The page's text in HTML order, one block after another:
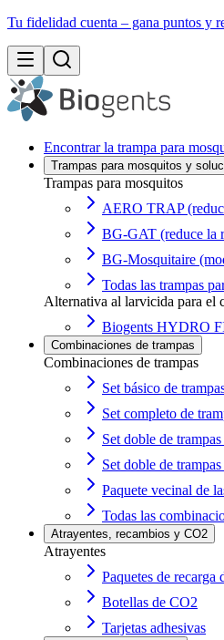
Tu fidelidad cuenta – gana puntos y
Encontrar la trampa para
Trampas para mosquitos y
Trampas para mosquitos
AERO TRAP
BG-GAT (reduce la
BG-Mosquitaire
Todas las trampas
Alternativa al larvicida para el
Biogents HYDRO
Combinaciones de trampas
Combinaciones de trampas
Set básico de
Set completo de
Set doble de
Set doble de
Paquete vecinal de
Todas las
Atrayentes, recambios y CO2
Atrayentes
Paquetes de
Botellas de CO2
Tarjetas adhesivas